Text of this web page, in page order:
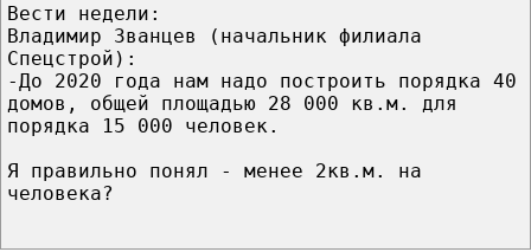
Вести недели:
Владимир Званцев (начальник филиала
Спецстрой):
-До 2020 года нам надо построить порядка 40
домов, общей площадью 28 000 кв.м. для
порядка 15 000 человек.
Я правильно понял - менее 2кв.м. на
человека?